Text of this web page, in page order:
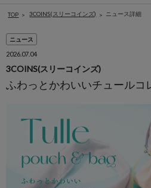
TOP 3COINS(スリーコインズ) ニュース詳細
ニュース
2026.07.04
3COINS(スリーコインズ)
ふわっとかわいいチュールコ